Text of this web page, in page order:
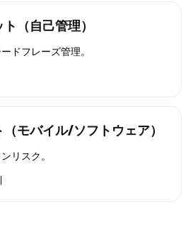
（自己管理）
ドフレーズ管理。
モバイル/ソフトウェア）
リスク。